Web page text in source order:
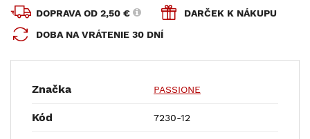
DOPRAVA OD 2,50 €
DARČEK K NÁKUPU
DOBA NA VRÁTENIE 30 DNÍ
Značka PASSIONE
Kód 7230-12